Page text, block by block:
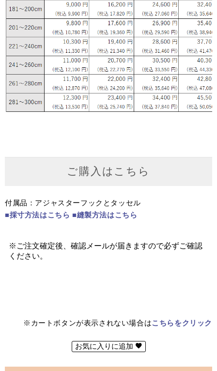
ご購入はこちら
付属品：アジャスターフックとタッセル
■採寸方法はこちら ■縫製方法はこちら
※カートボタンが表示されない場合はこちらをクリック
お気に入りに追加